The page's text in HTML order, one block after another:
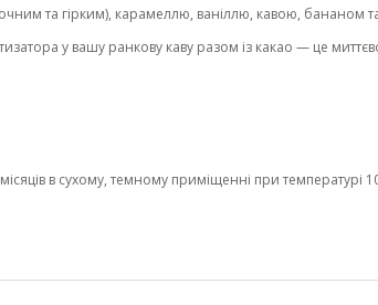
та гірким), карамеллю, ваніллю, кавою, бананом
у вашу ранкову каву разом із какао — це
в сухому, темному приміщенні при температурі